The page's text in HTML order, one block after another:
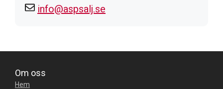
info@aspsalj.se
Om oss
Hem